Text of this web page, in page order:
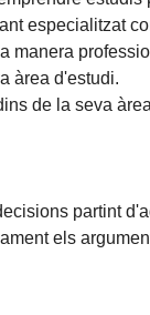
especialitzat
àrea d'estudi.
de la seva
partint
els